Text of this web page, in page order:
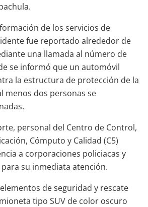
de los servicios de
fue reportado alrededor de
una llamada al número de
se informó que un automóvil
la estructura de protección de la
menos dos personas se
personal del Centro de Control,
Cómputo y Calidad (C5)
a corporaciones policiacas y
su inmediata atención.
de seguridad y rescate
tipo SUV de color oscuro